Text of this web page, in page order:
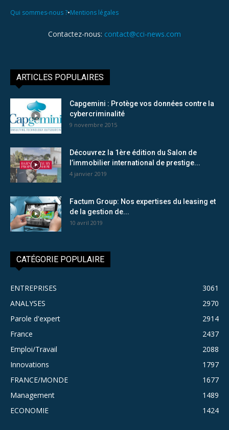
Qui sommes-nous ?•Mentions légales
Contactez-nous: contact@cci-news.com
ARTICLES POPULAIRES
Capgemini : Protège vos données contre la
cybercriminalité
9 novembre 2015
Découvrez la 1ère édition du Salon de
l’immobilier international de prestige...
4 janvier 2019
Factum Group: Nos expertises du leasing et
de la gestion de...
10 avril 2019
CATÉGORIE POPULAIRE
ENTREPRISES
3061
ANALYSES
2970
Parole d'expert
2914
France
2437
Emploi/Travail
2088
Innovations
1797
FRANCE/MONDE
1677
Management
1489
ECONOMIE
1424